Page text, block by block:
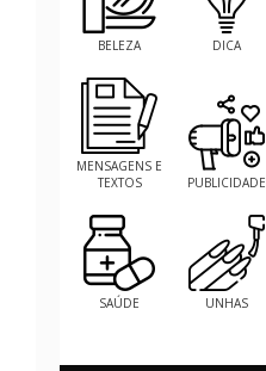
BELEZA DICA
MENSAGENS E
TEXTOS
PUBLICIDADE
SAÚDE UNHAS